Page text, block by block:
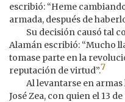
escribió: “Heme
armada, después de
Su decisión causó tal
Alamán escribió: “Mucho
tomase parte en la
reputación de virtud”.7
Al levantarse en
José Zea, con quien el 13